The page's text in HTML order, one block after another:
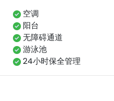
空调
阳台
无障碍通道
游泳池
24小时保全管理